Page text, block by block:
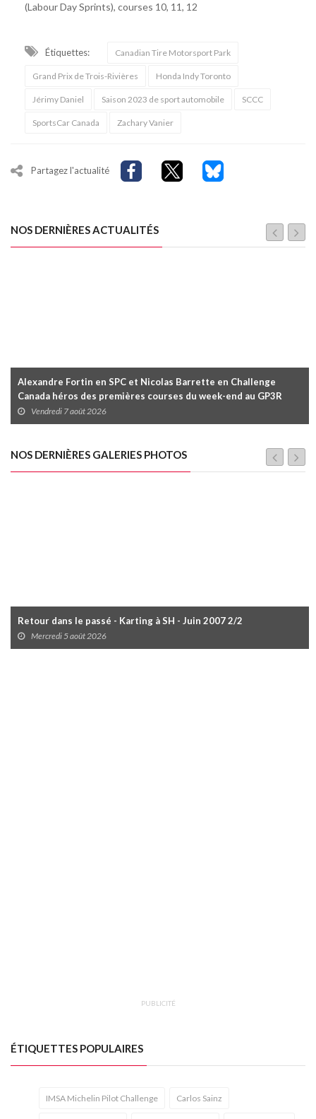
(Labour Day Sprints), courses 10, 11, 12
Étiquettes: Canadian Tire Motorsport Park
Grand Prix de Trois-Rivières Honda Indy Toronto
Jérimy Daniel Saison 2023 de sport automobile SCCC
SportsCar Canada Zachary Vanier
Partagez l'actualité
NOS DERNIÈRES ACTUALITÉS
Alexandre Fortin en SPC et Nicolas Barrette en Challenge
Canada héros des premières courses du week-end au GP3R
Vendredi 7 août 2026
NOS DERNIÈRES GALERIES PHOTOS
Retour dans le passé - Karting à SH - Juin 2007 2/2
Mercredi 5 août 2026
PUBLICITÉ
ÉTIQUETTES POPULAIRES
IMSA Michelin Pilot Challenge Carlos Sainz